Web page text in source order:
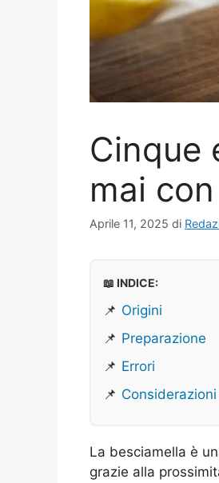
Cinque
mai
Aprile 11, 2025 di
📖 INDICE:
📌 Origini
📌 Preparazione
📌 Errori
📌
La besciamella è
grazie alla